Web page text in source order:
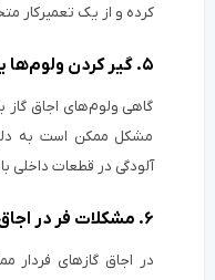
کرده و از یک تعمیرکار
۵. گیر کردن ولوم‌ها یا مشکل در شیرها
گاهی ولوم‌های اجاق گاز
مشکل ممکن است به
آلودگی در قطعات داخلی
۶. مشکلات فر در اجاق‌های فردار
در اجاق گازهای فردار